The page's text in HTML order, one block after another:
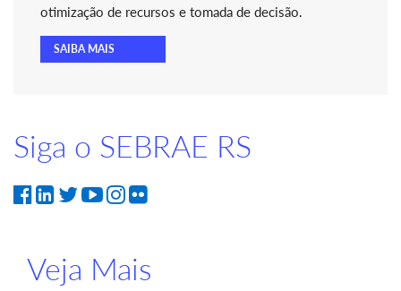
otimização de recursos e tomada de decisão.
SAIBA MAIS
Siga o SEBRAE RS
Veja Mais